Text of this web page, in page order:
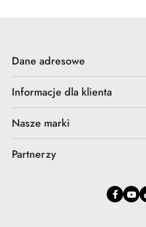
Dane adresowe
Informacje dla klienta
Nasze marki
Partnerzy